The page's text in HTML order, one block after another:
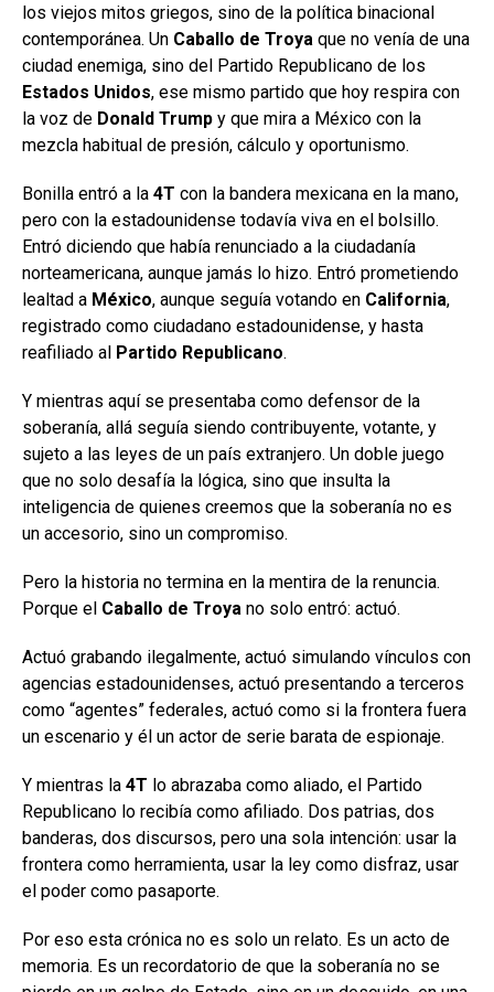
los viejos mitos griegos, sino de la política binacional
contemporánea. Un Caballo de Troya que no venía de una
ciudad enemiga, sino del Partido Republicano de los
Estados Unidos, ese mismo partido que hoy respira con
la voz de Donald Trump y que mira a México con la
mezcla habitual de presión, cálculo y oportunismo.
Bonilla entró a la 4T con la bandera mexicana en la mano,
pero con la estadounidense todavía viva en el bolsillo.
Entró diciendo que había renunciado a la ciudadanía
norteamericana, aunque jamás lo hizo. Entró prometiendo
lealtad a México, aunque seguía votando en California,
registrado como ciudadano estadounidense, y hasta
reafiliado al Partido Republicano.
Y mientras aquí se presentaba como defensor de la
soberanía, allá seguía siendo contribuyente, votante, y
sujeto a las leyes de un país extranjero. Un doble juego
que no solo desafía la lógica, sino que insulta la
inteligencia de quienes creemos que la soberanía no es
un accesorio, sino un compromiso.
Pero la historia no termina en la mentira de la renuncia.
Porque el Caballo de Troya no solo entró: actuó.
Actuó grabando ilegalmente, actuó simulando vínculos con
agencias estadounidenses, actuó presentando a terceros
como “agentes” federales, actuó como si la frontera fuera
un escenario y él un actor de serie barata de espionaje.
Y mientras la 4T lo abrazaba como aliado, el Partido
Republicano lo recibía como afiliado. Dos patrias, dos
banderas, dos discursos, pero una sola intención: usar la
frontera como herramienta, usar la ley como disfraz, usar
el poder como pasaporte.
Por eso esta crónica no es solo un relato. Es un acto de
memoria. Es un recordatorio de que la soberanía no se